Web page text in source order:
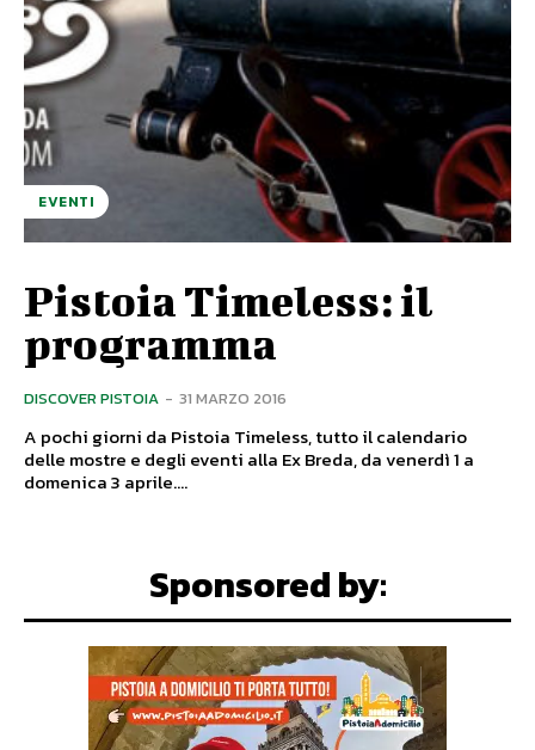
EVENTI
Pistoia Timeless: il
programma
DISCOVER PISTOIA - 31 MARZO 2016
A pochi giorni da Pistoia Timeless, tutto il calendario
delle mostre e degli eventi alla Ex Breda, da venerdì 1 a
domenica 3 aprile....
Sponsored by: